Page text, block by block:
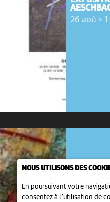
NOUS UTILISONS DES
En poursuivant votre
consentez à l’utilisation de
26 aoû > 1